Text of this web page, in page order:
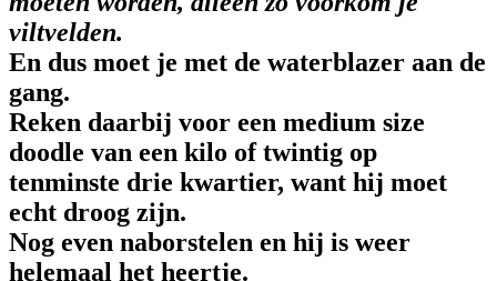
viltvelden.
En dus moet je met de waterblazer aan de
gang.
Reken daarbij voor een medium size
doodle van een kilo of twintig op
tenminste drie kwartier, want hij moet
echt droog zijn.
Nog even naborstelen en hij is weer
helemaal het heertje.